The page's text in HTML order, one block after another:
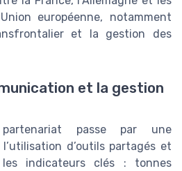
européenne, notamment
et la gestion des
et la gestion
passe par une
d’outils partagés et
indicateurs clés : tonnes